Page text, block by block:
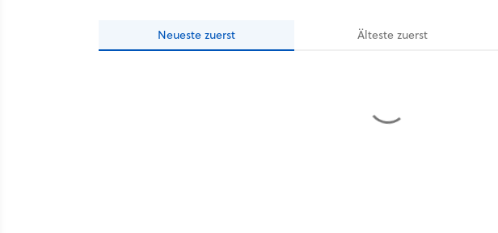
Neueste zuerst Ältestezuerst